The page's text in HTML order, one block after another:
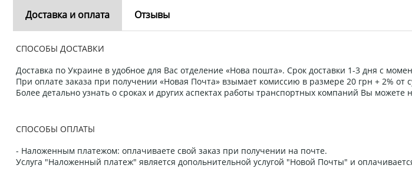
Доставка и оплата Отзывы
СПОСОБЫ ДОСТАВКИ
Доставка по Украине в удобное для Вас отделение «Нова пошта». Срок доставки 1-3 дня с
При оплате заказа при получении «Новая Почта» взымает комиссию в размере 20 грн + 2% от
Более детально узнать о сроках и других аспектах работы транспортных компаний Вы
СПОСОБЫ ОПЛАТЫ
- Наложенным платежом: оплачиваете свой заказ при получении на почте.
Услуга "Наложенный платеж" является допольнительной услугой "Новой Почты" и